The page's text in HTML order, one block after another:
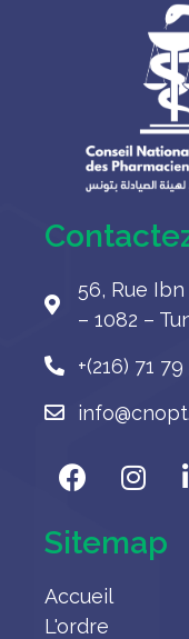
56, Rue
– 1082 –
+(216) 71
Sitemap
Accueil
L'ordre